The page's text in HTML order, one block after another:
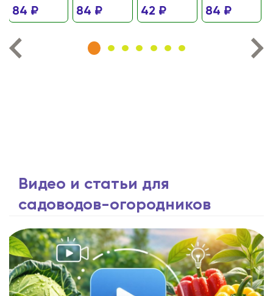
84 ₽ 84 ₽ 42 ₽ 84 ₽
Видео и статьи для
садоводов-огородников